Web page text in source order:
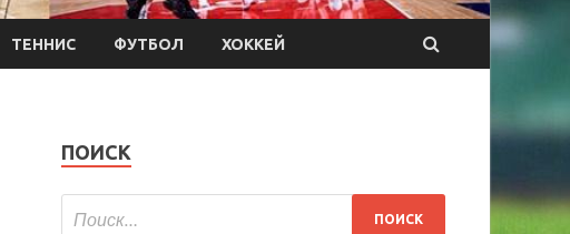
ТЕННИС ФУТБОЛ ХОККЕЙ
ПОИСК